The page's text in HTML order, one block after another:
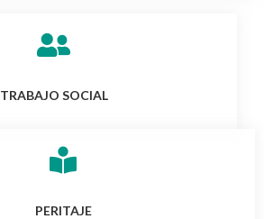
TRABAJO SOCIAL
PERITAJE